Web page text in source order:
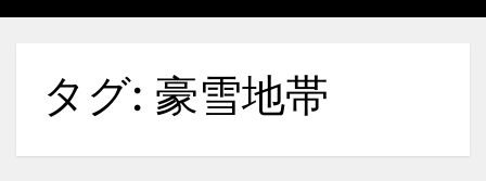
the
menu
タグ: 豪雪地帯